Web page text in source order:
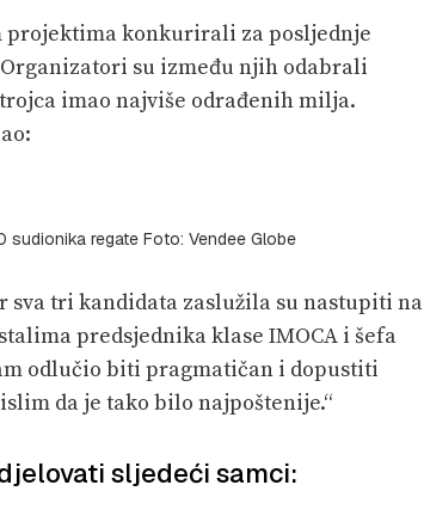
projektima konkurirali za posljednje
su između njih odabrali
imao najviše odrađenih milja.
regate Foto: Vendee Globe
sva tri kandidata zaslužila su nastupiti na
predsjednika klase IMOCA i šefa
odlučio biti pragmatičan i dopustiti
da je tako bilo najpoštenije.“
sljedeći samci: